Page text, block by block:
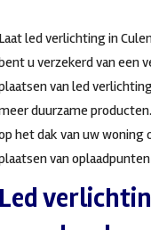
led verlichting in
u verzekerd van een
van led
duurzame
het dak van uw woning
van